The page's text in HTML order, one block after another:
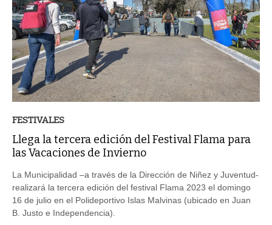
FESTIVALES
Llega la tercera edición del Festival Flama para
las Vacaciones de Invierno
La Municipalidad –a través de la Dirección de Niñez y Juventud-
realizará la tercera edición del festival Flama 2023 el domingo
16 de julio en el Polideportivo Islas Malvinas (ubicado en Juan
B. Justo e Independencia).